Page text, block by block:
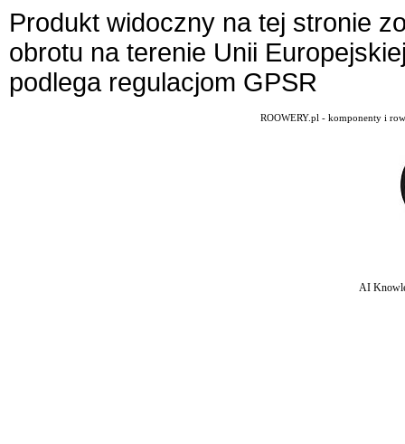
Produkt widoczny na tej stronie
obrotu na terenie Unii
podlega regulacjom GPSR
ROOWERY.pl - komponenty i
AI